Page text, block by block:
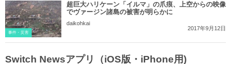
事件・災害
超巨大ハリケーン「イルマ」の爪痕、上空からの映像
でヴァージン諸島の被害が明らかに
daikohkai
2017年9月12日
Switch Newsアプリ（iOS版・iPhone用)